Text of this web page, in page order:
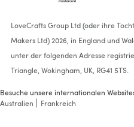
Burda Style Misses' Wrap
LoveCrafts Group Ltd (oder ihre
Makers Ltd) 2026, in England und
unter der folgenden Adresse
Triangle, Wokingham, UK, RG41 5TS.
Besuche unsere internationalen
Australien
Frankreich